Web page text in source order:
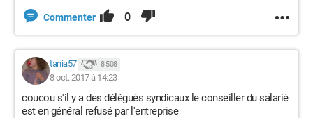
Commenter 0
tania57 8 508
8 oct. 2017 à 14:23
coucou s'il y a des délégués syndicaux le conseiller du salarié
est en général refusé par l'entreprise